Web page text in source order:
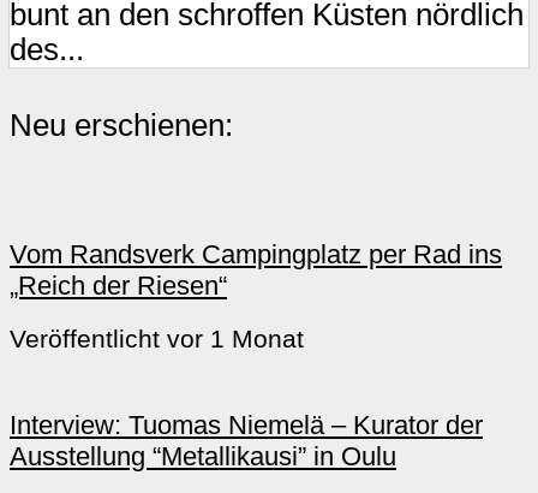
bunt an den schroffen Küsten nördlich
des...
Neu erschienen:
Vom Randsverk Campingplatz per Rad ins
„Reich der Riesen“
Veröffentlicht vor 1 Monat
Interview: Tuomas Niemelä – Kurator der
Ausstellung “Metallikausi” in Oulu